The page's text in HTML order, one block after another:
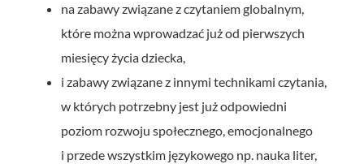
na zabawy związane z czytaniem globalnym,
które można wprowadzać już od pierwszych
miesięcy życia dziecka,
i zabawy związane z innymi technikami czytania,
w których potrzebny jest już odpowiedni
poziom rozwoju społecznego, emocjonalnego
i przede wszystkim językowego np. nauka liter,